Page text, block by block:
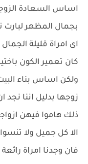
اساس السعادة
بجمال المظهر لبارت
اى امراة قليلة
كان تعمير الكون
ولكن اساس بناء
زوجها بدليل اننا
ذلك هاموا فيهن
الا كل جميل ولا
فان وجدنا امراة